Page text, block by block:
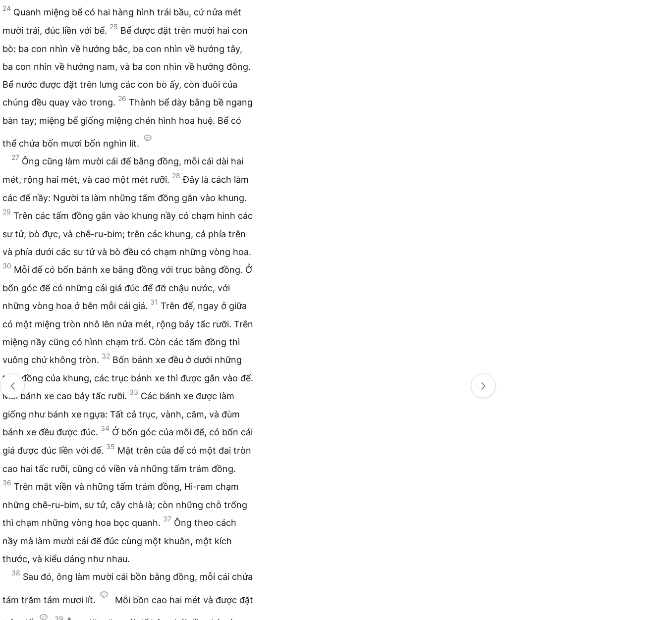
24 Quanh miệng bể có hai hàng hình trái bầu, cứ nửa mét
mười trái, đúc liền với bể. 25 Bể được đặt trên mười hai con
bò: ba con nhìn về hướng bắc, ba con nhìn về hướng tây,
ba con nhìn về hướng nam, và ba con nhìn về hướng đông.
Bể nước được đặt trên lưng các con bò ấy, còn đuôi của
chúng đều quay vào trong. 26 Thành bể dày bằng bề ngang
bàn tay; miệng bể giống miệng chén hình hoa huệ. Bể có
thể chứa bốn mươi bốn nghìn lít.
27 Ông cũng làm mười cái đế bằng đồng, mỗi cái dài hai
mét, rộng hai mét, và cao một mét rưỡi. 28 Đây là cách làm
các đế nầy: Người ta làm những tấm đồng gắn vào khung.
29 Trên các tấm đồng gắn vào khung nầy có chạm hình các
sư tử, bò đực, và chê-ru-bim; trên các khung, cả phía trên
và phía dưới các sư tử và bò đều có chạm những vòng hoa.
30 Mỗi đế có bốn bánh xe bằng đồng với trục bằng đồng. Ở
bốn góc đế có những cái giá đúc để đỡ chậu nước, với
những vòng hoa ở bên mỗi cái giá. 31 Trên đế, ngay ở giữa
có một miệng tròn nhô lên nửa mét, rộng bảy tấc rưỡi. Trên
miệng nầy cũng có hình chạm trổ. Còn các tấm đồng thì
vuông chứ không tròn. 32 Bốn bánh xe đều ở dưới những
tấm đồng của khung, các trục bánh xe thì được gắn vào đế.
Mỗi bánh xe cao bảy tấc rưỡi. 33 Các bánh xe được làm
giống như bánh xe ngựa: Tất cả trục, vành, căm, và đùm
bánh xe đều được đúc. 34 Ở bốn góc của mỗi đế, có bốn cái
giá được đúc liền với đế. 35 Mặt trên của đế có một đai tròn
cao hai tấc rưỡi, cũng có viền và những tấm trám đồng.
36 Trên mặt viền và những tấm trám đồng, Hi-ram chạm
những chê-ru-bim, sư tử, cây chà là; còn những chỗ trống
thì chạm những vòng hoa bọc quanh. 37 Ông theo cách
nầy mà làm mười cái đế đúc cùng một khuôn, một kích
thước, và kiểu dáng như nhau.
38 Sau đó, ông làm mười cái bồn bằng đồng, mỗi cái chứa
tám trăm tám mươi lít. Mỗi bồn cao hai mét và được đặt